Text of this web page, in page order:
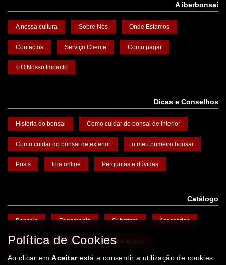
A iberbonsai
A nossa cultura Sobre Nós Onde Estamos
Contactos Serviço Cliente Como pagar
✨O Nosso Impacto
Dicas e Conselhos
História do bonsai Como cuidar do bonsai de interior
Como cuidar do bonsai de exterior o meu primeiro bonsai
Posts loja online Perguntas e dúvidas
Catálogo
Bonsais Ferramenta Substrato Acessórios
Vasos Promoções Arame bonsai
Política de Cookies
Ao clicar emAceitarestá a consentir a utilização de cookies